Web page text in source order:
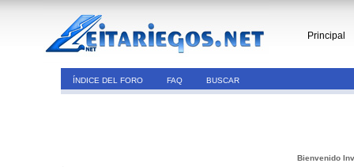
Principal
ÍNDICE DEL FORO FAQ BUSCAR
Bienvenido